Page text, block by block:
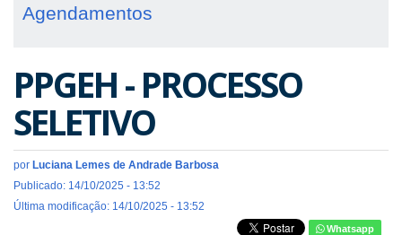
Agendamentos
PPGEH - PROCESSO
SELETIVO
por Luciana Lemes de Andrade Barbosa
Publicado: 14/10/2025 - 13:52
Última modificação: 14/10/2025 - 13:52
Whatsapp